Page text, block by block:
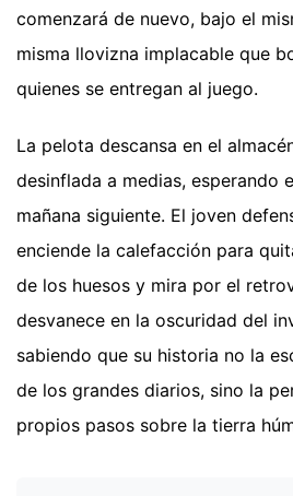
comenzará de nuevo, bajo el
misma llovizna implacable que
quienes se entregan al juego.
La pelota descansa en el
desinflada a medias, esperando
mañana siguiente. El joven
enciende la calefacción para
de los huesos y mira por el
desvanece en la oscuridad del
sabiendo que su historia no la
de los grandes diarios, sino la
propios pasos sobre la tierra